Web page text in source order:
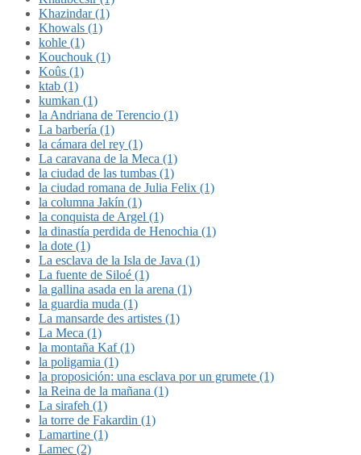
Khazindar (1)
Khowals (1)
kohle (1)
Kouchouk (1)
Koûs (1)
ktab (1)
kumkan (1)
la Andriana de Terencio (1)
La barbería (1)
la cámara del rey (1)
La caravana de la Meca (1)
la ciudad de las tumbas (1)
la ciudad romana de Julia Felix (1)
la columna Jakín (1)
la conquista de Argel (1)
la dinastía perdida de Henochia (1)
la dote (1)
La esclava de la Isla de Java (1)
La fuente de Siloé (1)
la gallina asada en la arena (1)
la guardia muda (1)
La mansarde des artistes (1)
La Meca (1)
la montaña Kaf (1)
la poligamia (1)
la proposición: una esclava por un grumete (1)
la Reina de la mañana (1)
La sirafeh (1)
la torre de Fakardin (1)
Lamartine (1)
Lamec (2)